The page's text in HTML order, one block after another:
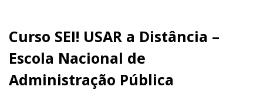
Curso SEI! USAR a Distância –
Escola Nacional de
Administração Pública